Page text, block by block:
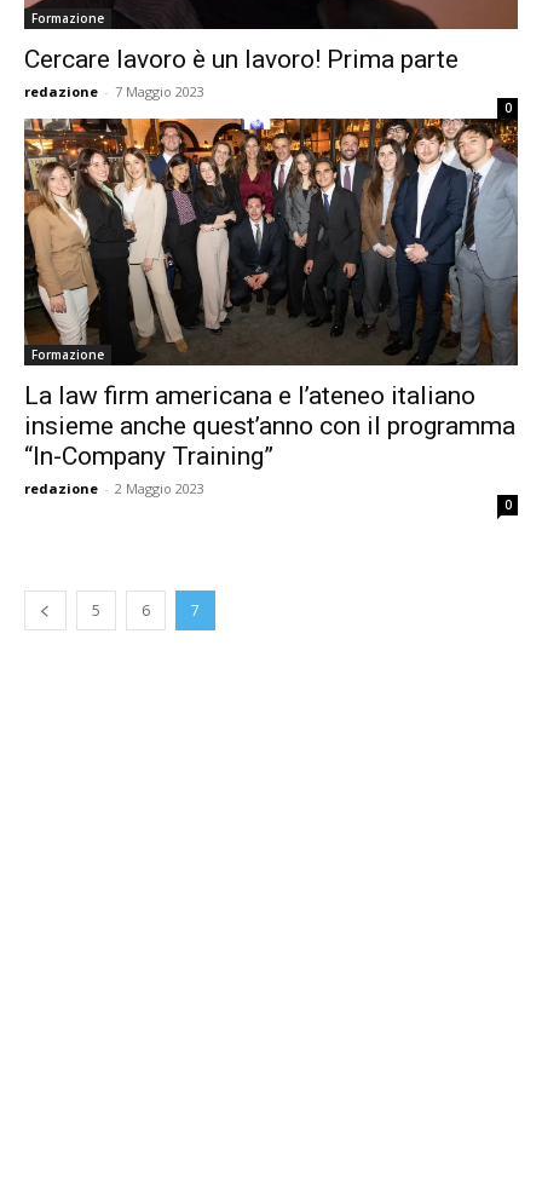
Formazione
Cercare lavoro è un lavoro! Prima parte
redazione - 7 Maggio 2023
0
Formazione
La law firm americana e l’ateneo italiano
insieme anche quest’anno con il programma
“In-Company Training”
redazione - 2 Maggio 2023
0
5 6 7